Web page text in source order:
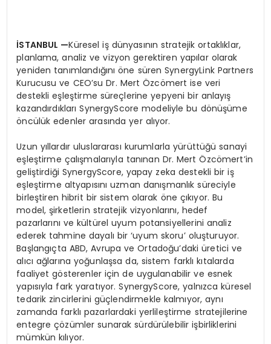
İSTANBUL —Küresel iş dünyasının stratejik ortaklıklar,
planlama, analiz ve vizyon gerektiren yapılar olarak
yeniden tanımlandığını öne süren SynergyLink Partners
Kurucusu ve CEO’su Dr. Mert Özcömert ise veri
destekli eşleştirme süreçlerine yepyeni bir anlayış
kazandırdıkları SynergyScore modeliyle bu dönüşüme
öncülük edenler arasında yer alıyor.
Uzun yıllardır uluslararası kurumlarla yürüttüğü sanayi
eşleştirme çalışmalarıyla tanınan Dr. Mert Özcömert’in
geliştirdiği SynergyScore, yapay zeka destekli bir iş
eşleştirme altyapısını uzman danışmanlık süreciyle
birleştiren hibrit bir sistem olarak öne çıkıyor. Bu
model, şirketlerin stratejik vizyonlarını, hedef
pazarlarını ve kültürel uyum potansiyellerini analiz
ederek tahmine dayalı bir ‘uyum skoru’ oluşturuyor.
Başlangıçta ABD, Avrupa ve Ortadoğu’daki üretici ve
alıcı ağlarına yoğunlaşsa da, sistem farklı kıtalarda
faaliyet gösterenler için de uygulanabilir ve esnek
yapısıyla fark yaratıyor. SynergyScore, yalnızca küresel
tedarik zincirlerini güçlendirmekle kalmıyor, aynı
zamanda farklı pazarlardaki yerlileştirme stratejilerine
entegre çözümler sunarak sürdürülebilir işbirliklerini
mümkün kılıyor.